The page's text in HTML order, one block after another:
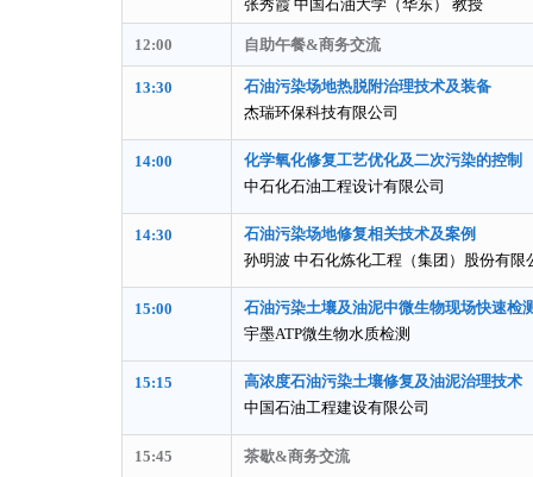
张秀霞 中国石油大学（华东） 教授
12:00 自助午餐&商务交流
13:30
石油污染场地热脱附治理技术及装备
杰瑞环保科技有限公司
14:00
化学氧化修复工艺优化及二次污染的控制
中石化石油工程设计有限公司
14:30
石油污染场地修复相关技术及案例
孙明波 中石化炼化工程（集团）股份有
15:00 石油污染土壤及油泥中微生物现场快速检
宇墨ATP微生物水质检测
15:15
高浓度石油污染土壤修复及油泥治理技术
中国石油工程建设有限公司
15:45 茶歇&商务交流